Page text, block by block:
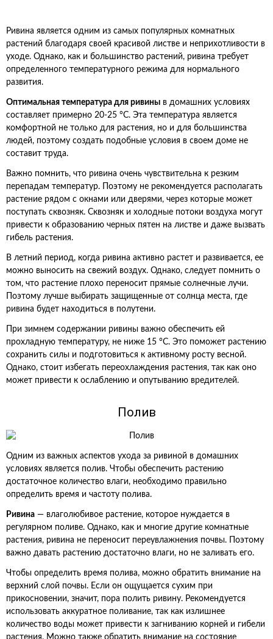
Ривина является одним из самых популярных комнатных
растений благодаря своей красивой листве и неприхотливости в
уходе. Однако, как и большинство растений, ривина требует
определенного температурного режима для нормального
развития.
Оптимальная температура для ривины в домашних условиях
составляет примерно 20-25 °C. Эта температура является
комфортной не только для растения, но и для большинства
людей, поэтому создать подобные условия в своем доме не
составит труда.
Важно помнить, что ривина очень чувствительна к резким
перепадам температур. Поэтому не рекомендуется располагать
растение рядом с окнами или дверями, через которые может
поступать сквозняк. Сквозняк и холодные потоки воздуха могут
привести к образованию черных пятен на листве и даже вызвать
гибель растения.
В летний период, когда ривина активно растет и развивается, ее
можно выносить на свежий воздух. Однако, следует помнить о
том, что растение плохо переносит прямые солнечные лучи.
Поэтому лучше выбирать защищенные от солнца места, где
ривина будет находиться в полутени.
При зимнем содержании ривины важно обеспечить ей
прохладную температуру, не ниже 15 °C. Это поможет растению
сохранить силы и подготовиться к активному росту весной.
Однако, стоит избегать переохлаждения растения, так как оно
может привести к ослаблению и опутыванию вредителей.
Полив
Одним из важных аспектов ухода за ривиной в домашних
условиях является полив. Чтобы обеспечить растению
достаточное количество влаги, необходимо правильно
определить время и частоту полива.
Ривина — влаголюбивое растение, которое нуждается в
регулярном поливе. Однако, как и многие другие комнатные
растения, ривина не переносит переувлажнения почвы. Поэтому
важно давать растению достаточно влаги, но не заливать его.
Чтобы определить время полива, можно обратить внимание на
верхний слой почвы. Если он ощущается сухим при
прикосновении, значит, пора полить ривину. Рекомендуется
использовать аккуратное поливание, так как излишнее
количество воды может привести к загниванию корней и гибели
растения. Можно также обратить внимание на состояние